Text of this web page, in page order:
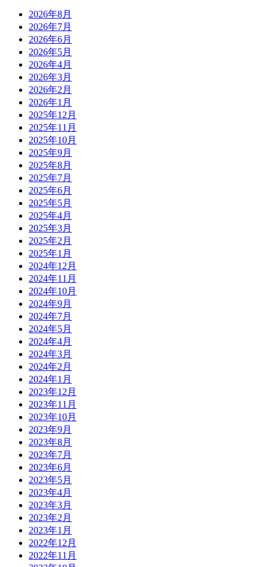
2026年8月
2026年7月
2026年6月
2026年5月
2026年4月
2026年3月
2026年2月
2026年1月
2025年12月
2025年11月
2025年10月
2025年9月
2025年8月
2025年7月
2025年6月
2025年5月
2025年4月
2025年3月
2025年2月
2025年1月
2024年12月
2024年11月
2024年10月
2024年9月
2024年7月
2024年5月
2024年4月
2024年3月
2024年2月
2024年1月
2023年12月
2023年11月
2023年10月
2023年9月
2023年8月
2023年7月
2023年6月
2023年5月
2023年4月
2023年3月
2023年2月
2023年1月
2022年12月
2022年11月